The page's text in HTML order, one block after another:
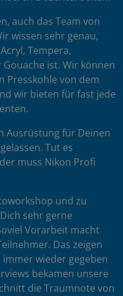
auch das Team von
wissen sehr genau,
Tempera,
ist. Wir können
Presskohle von dem
wir bieten für fast jede
Ausrüstung für Deinen
Tut es
muss Nikon Profi
und zu
sehr gerne
Vorarbeit macht
Das zeigen
wieder gegeben
bekamen unsere
die Traumnote von